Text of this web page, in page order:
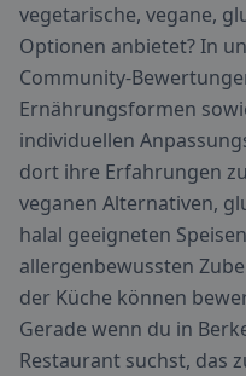
vegetarische, vegane,
Optionen anbietet? In
Community-
Ernährungsformen
individuellen
dort ihre Erfahrungen
veganen Alternativen,
halal geeigneten
allergenbewussten
der Küche können
Gerade wenn du in
Restaurant suchst, das